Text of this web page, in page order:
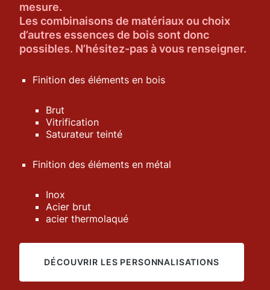
mesure.
Les combinaisons de matériaux ou choix
d’autres essences de bois sont donc
possibles. N’hésitez-pas à vous renseigner.
Finition des éléments en bois
Brut
Vitrification
Saturateur teinté
Finition des éléments en métal
Inox
Acier brut
acier thermolaqué
DÉCOUVRIR LES PERSONNALISATIONS